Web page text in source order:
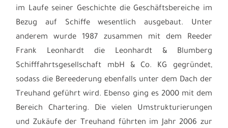
im Laufe seiner Geschichte die Geschäftsbereiche im
Bezug auf Schiffe wesentlich ausgebaut. Unter
anderem wurde 1987 zusammen mit dem Reeder
Frank Leonhardt die Leonhardt & Blumberg
Schifffahrtsgesellschaft mbH & Co. KG gegründet,
sodass die Bereederung ebenfalls unter dem Dach der
Treuhand geführt wird. Ebenso ging es 2000 mit dem
Bereich Chartering. Die vielen Umstrukturierungen
und Zukäufe der Treuhand führten im Jahr 2006 zur